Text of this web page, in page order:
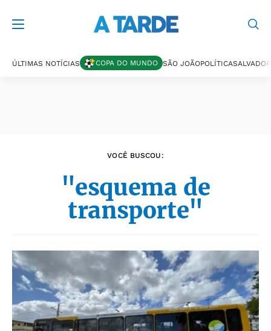
ÚLTIMAS NOTÍCIAS COPA DO MUNDO SÃO JOÃOPOLÍTICASALVADOR
VOCÊ BUSCOU:
"esquema de
transporte"